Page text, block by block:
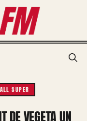
SUPER
DE VEGETA UN